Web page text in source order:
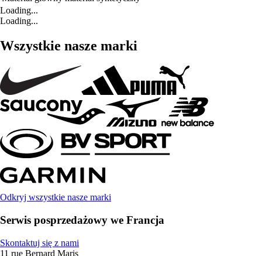
Loading...
Loading...
Wszystkie nasze marki
Odkryj wszystkie nasze marki
Serwis posprzedażowy we Francja
Skontaktuj się z nami
11 rue Bernard Maris